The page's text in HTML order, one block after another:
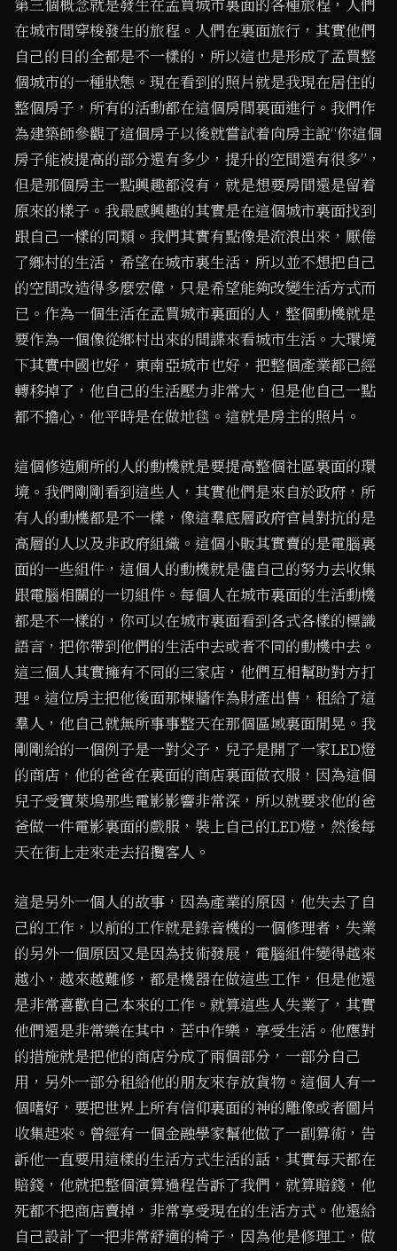
第三個概念就是發生在孟買城市裏面的各種旅程，人們
在城市間穿梭發生的旅程。人們在裏面旅行，其實他們
自己的目的全都是不一樣的，所以這也是形成了孟買整
個城市的一種狀態。現在看到的照片就是我現在居住的
整個房子，所有的活動都在這個房間裏面進行。我們作
為建築師參觀了這個房子以後就嘗試着向房主說“你這個
房子能被提高的部分還有多少，提升的空間還有很多”，
但是那個房主一點興趣都沒有，就是想要房間還是留着
原來的樣子。我最感興趣的其實是在這個城市裏面找到
跟自己一樣的同類。我們其實有點像是流浪出來，厭倦
了鄉村的生活，希望在城市裏生活，所以並不想把自己
的空間改造得多麼宏偉，只是希望能夠改變生活方式而
已。作為一個生活在孟買城市裏面的人，整個動機就是
要作為一個像從鄉村出來的間諜來看城市生活。大環境
下其實中國也好，東南亞城市也好，把整個產業都已經
轉移掉了，他自己的生活壓力非常大，但是他自己一點
都不擔心，他平時是在做地毯。這就是房主的照片。
這個修造廁所的人的動機就是要提高整個社區裏面的環
境。我們剛剛看到這些人，其實他們是來自於政府，所
有人的動機都是不一樣，像這羣底層政府官員對抗的是
高層的人以及非政府組織。這個小販其實賣的是電腦裏
面的一些組件，這個人的動機就是儘自己的努力去收集
跟電腦相關的一切組件。每個人在城市裏面的生活動機
都是不一樣的，你可以在城市裏面看到各式各樣的標識
語言，把你帶到他們的生活中去或者不同的動機中去。
這三個人其實擁有不同的三家店，他們互相幫助對方打
理。這位房主把他後面那棟牆作為財產出售，租給了這
羣人，他自己就無所事事整天在那個區域裏面閒晃。我
剛剛給的一個例子是一對父子，兒子是開了一家LED燈
的商店，他的爸爸在裏面的商店裏面做衣服，因為這個
兒子受寶萊塢那些電影影響非常深，所以就要求他的爸
爸做一件電影裏面的戲服，裝上自己的LED燈，然後每
天在街上走來走去招攬客人。
這是另外一個人的故事，因為產業的原因，他失去了自
己的工作，以前的工作就是錄音機的一個修理者，失業
的另外一個原因又是因為技術發展，電腦組件變得越來
越小，越來越難修，都是機器在做這些工作，但是他還
是非常喜歡自己本來的工作。就算這些人失業了，其實
他們還是非常樂在其中，苦中作樂，享受生活。他應對
的措施就是把他的商店分成了兩個部分，一部分自己
用，另外一部分租給他的朋友來存放貨物。這個人有一
個嗜好，要把世界上所有信仰裏面的神的雕像或者圖片
收集起來。曾經有一個金融學家幫他做了一副算術，告
訴他一直要用這樣的生活方式生活的話，其實每天都在
賠錢，他就把整個演算過程告訴了我們，就算賠錢，他
死都不把商店賣掉，非常享受現在的生活方式。他還給
自己設計了一把非常舒適的椅子，因為他是修理工，做